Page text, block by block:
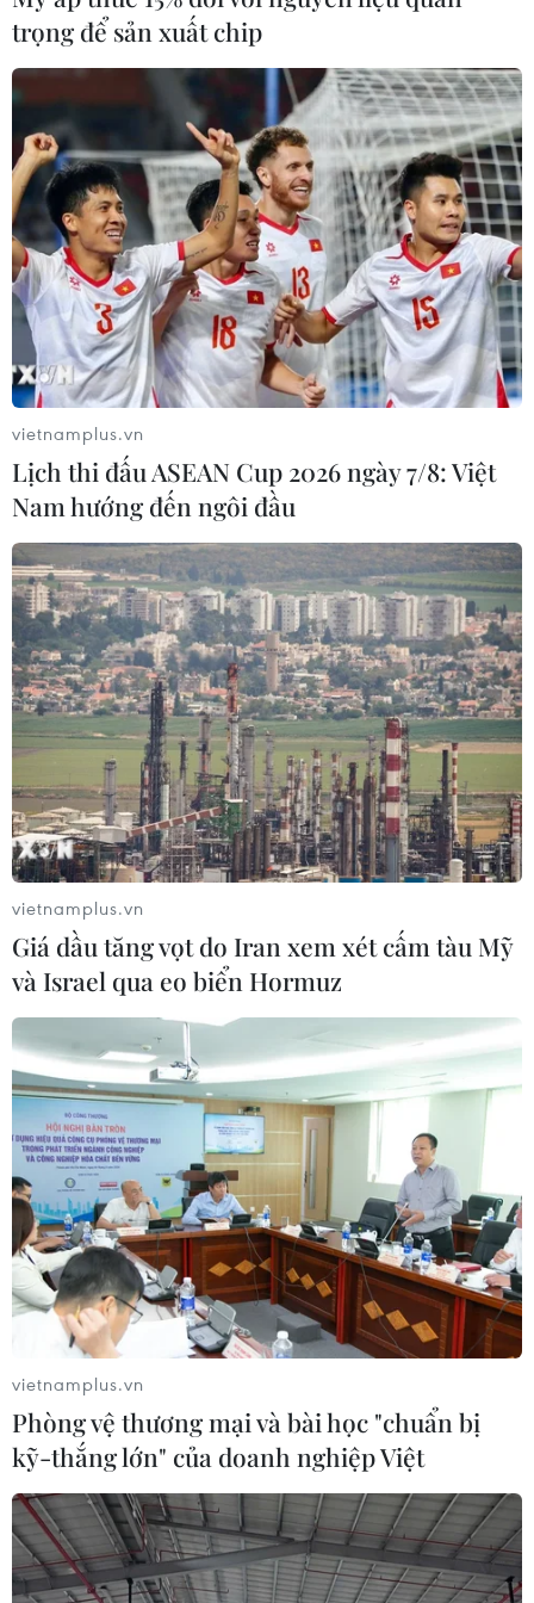
TIN CÙNG CHUYÊN MỤC
Mỹ can thiệp khẩn cấp, ngăn
trọng để sản xuất chip
vietnamplus.vn
Lịch thi đấu ASEAN Cup 2026 ngày 7/8: Việt
Nam hướng đến ngôi đầu
vietnamplus.vn
Giá dầu tăng vọt do Iran xem xét cấm tàu Mỹ
và Israel qua eo biển Hormuz
vietnamplus.vn
Phòng vệ thương mại và bài học "chuẩn bị
kỹ-thắng lớn" của doanh nghiệp Việt